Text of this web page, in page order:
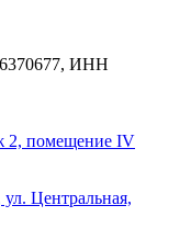
ИНН
2, помещение IV
Центральная,